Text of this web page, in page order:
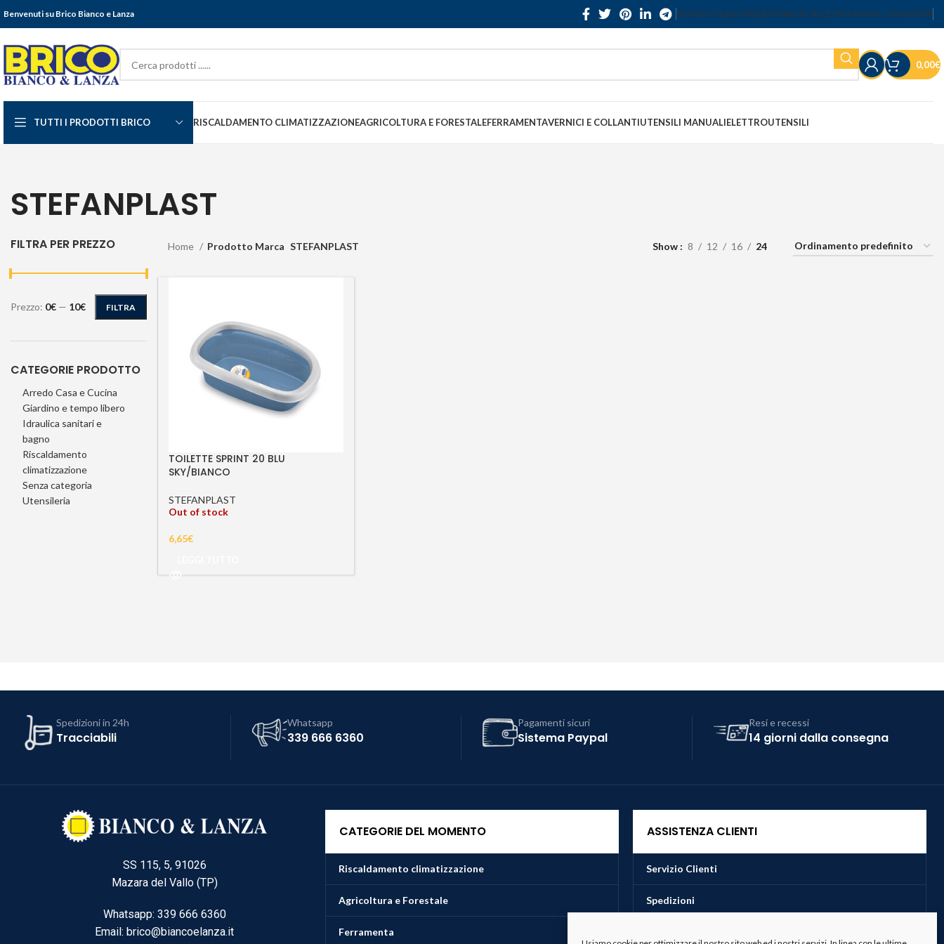
Benvenuti su Brico Bianco e Lanza SERVIZIO CLIENTISPEDIZIONIRESI E RECESSITERMINI E CONDIZIONI
0,00€
TUTTI I PRODOTTI BRICO RISCALDAMENTO CLIMATIZZAZIONEAGRICOLTURA E FORESTALEFERRAMENTAVERNICI E COLLANTIUTENSILI MANUALIELETTROUTENSILI
STEFANPLAST
FILTRA PER PREZZO
FILTRA
Prezzo: 0€ — 10€
CATEGORIE PRODOTTO
Arredo Casa e Cucina
Giardino e tempo libero
Idraulica sanitari e
bagno
Riscaldamento
climatizzazione
Senza categoria
Utensileria
Home Prodotto Marca STEFANPLAST Show 8 12 16 24
TOILETTE SPRINT 20 BLU
SKY/BIANCO
STEFANPLAST
Out of stock
6,65€
Spedizioni in 24h
Tracciabili
Whatsapp
339 666 6360
Pagamenti sicuri
Sistema Paypal
Resi e recessi
14 giorni dalla consegna
SS 115, 5, 91026
Mazara del Vallo (TP)
Whatsapp: 339 666 6360
Email: brico@biancoelanza.it
CATEGORIE DEL MOMENTO
Riscaldamento climatizzazione
Agricoltura e Forestale
Ferramenta
ASSISTENZA CLIENTI
Servizio Clienti
Spedizioni